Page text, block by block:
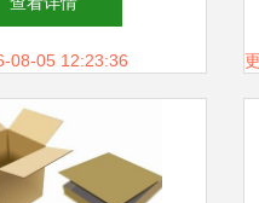
运营
08-05 12:23:36